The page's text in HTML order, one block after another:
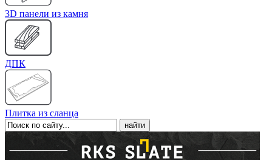
3D панели из камня
ДПК
Плитка из сланца